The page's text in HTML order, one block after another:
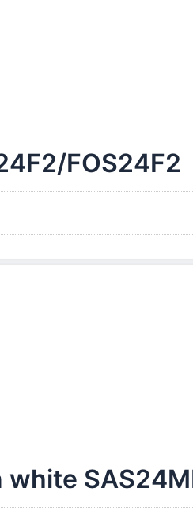
FOS24F2
white